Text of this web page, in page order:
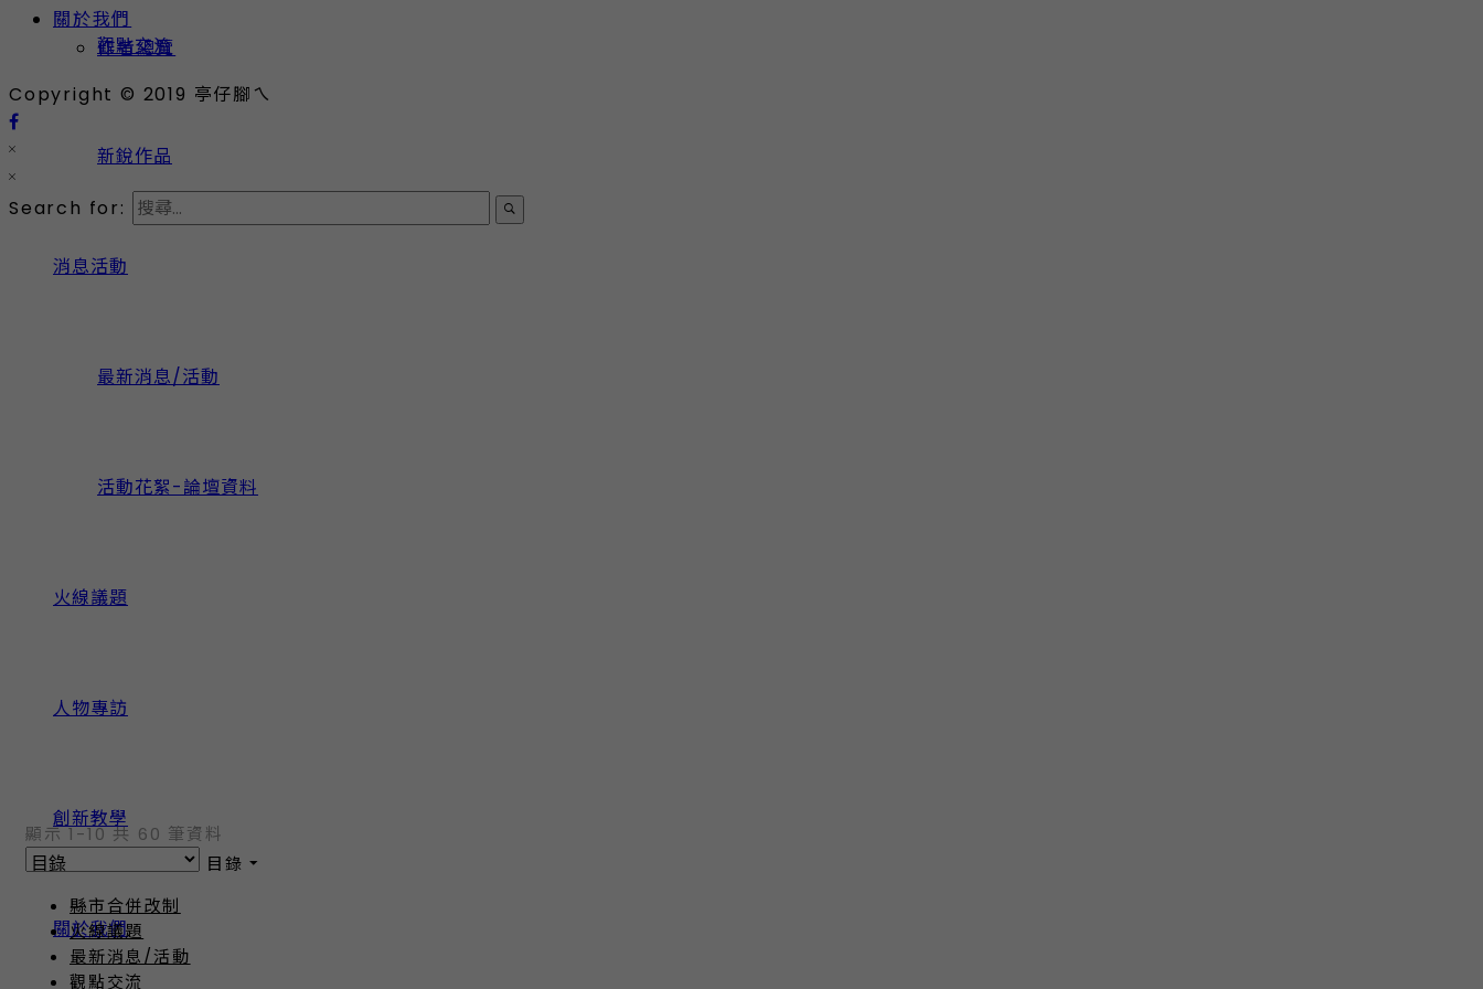
觀點交流
新銳作品
消息活動
最新消息/活動
活動花絮-論壇資料
火線議題
人物專訪
創新教學
關於我們
關於我們
作者總覽
Copyright © 2019 亭仔腳ㄟ
Search for:
顯示 1-10 共 60 筆資料
目錄
縣市合併改制
火線議題
最新消息/活動
觀點交流